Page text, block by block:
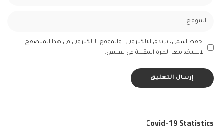
احفظ اسمي، بريدي الإلكتروني، والموقع الإلكتروني في هذا المتصفح
لاستخدامها المرة المقبلة في تعليقي.
Covid-19 Statistics